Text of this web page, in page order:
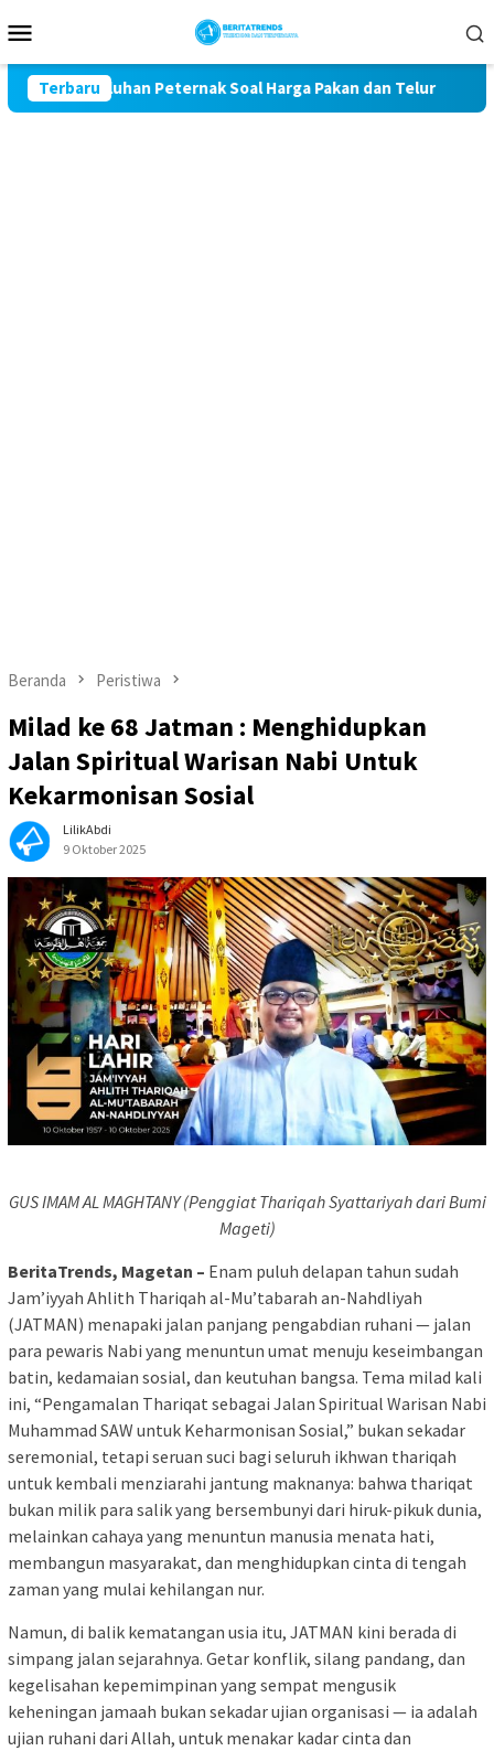
ke
Mobile
Terbaru
Keluhan Peternak Soal Harga Pakan dan Telur TAK MAU
Beranda Peristiwa
Milad ke 68 Jatman : Menghidupkan
Jalan Spiritual Warisan Nabi Untuk
Kekarmonisan Sosial
LilikAbdi
9 Oktober 2025
GUS IMAM AL MAGHTANY (Penggiat Thariqah Syattariyah dari Bumi
Mageti)
BeritaTrends, Magetan – Enam puluh delapan tahun sudah
Jam’iyyah Ahlith Thariqah al-Mu’tabarah an-Nahdliyah
(JATMAN) menapaki jalan panjang pengabdian ruhani — jalan
para pewaris Nabi yang menuntun umat menuju keseimbangan
batin, kedamaian sosial, dan keutuhan bangsa. Tema milad kali
ini, “Pengamalan Thariqat sebagai Jalan Spiritual Warisan Nabi
Muhammad SAW untuk Keharmonisan Sosial,” bukan sekadar
seremonial, tetapi seruan suci bagi seluruh ikhwan thariqah
untuk kembali menziarahi jantung maknanya: bahwa thariqat
bukan milik para salik yang bersembunyi dari hiruk-pikuk dunia,
melainkan cahaya yang menuntun manusia menata hati,
membangun masyarakat, dan menghidupkan cinta di tengah
zaman yang mulai kehilangan nur.
Namun, di balik kematangan usia itu, JATMAN kini berada di
simpang jalan sejarahnya. Getar konflik, silang pandang, dan
kegelisahan kepemimpinan yang sempat mengusik
keheningan jamaah bukan sekadar ujian organisasi — ia adalah
ujian ruhani dari Allah, untuk menakar kadar cinta dan